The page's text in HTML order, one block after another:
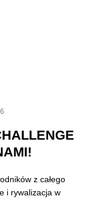
z całego
i rywalizacja w